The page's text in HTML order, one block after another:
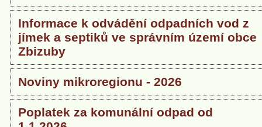
Informace k odvádění odpadních vod z
jímek a septiků ve správním území obce
Zbizuby
Noviny mikroregionu - 2026
Poplatek za komunální odpad od